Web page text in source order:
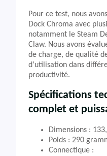
Pour ce test, nous
Dock Chroma avec
notamment le Steam
Claw. Nous avons
de charge, de qualité
d’utilisation dans
productivité.
Spécifications
complet et
Dimensions :
Poids : 290
Connectique :